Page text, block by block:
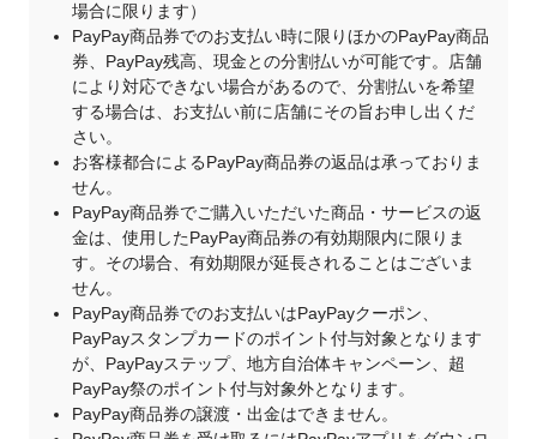
場合に限ります）
PayPay商品券でのお支払い時に限りほかのPayPay商品
券、PayPay残高、現金との分割払いが可能です。店舗
により対応できない場合があるので、分割払いを希望
する場合は、お支払い前に店舗にその旨お申し出くだ
さい。
お客様都合によるPayPay商品券の返品は承っておりま
せん。
PayPay商品券でご購入いただいた商品・サービスの返
金は、使用したPayPay商品券の有効期限内に限りま
す。その場合、有効期限が延長されることはございま
せん。
PayPay商品券でのお支払いはPayPayクーポン、
PayPayスタンプカードのポイント付与対象となります
が、PayPayステップ、地方自治体キャンペーン、超
PayPay祭のポイント付与対象外となります。
PayPay商品券の譲渡・出金はできません。